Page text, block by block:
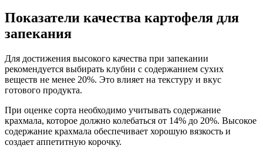
Показатели качества картофеля для
запекания
Для достижения высокого качества при запекании
рекомендуется выбирать клубни с содержанием сухих
веществ не менее 20%. Это влияет на текстуру и вкус
готового продукта.
При оценке сорта необходимо учитывать содержание
крахмала, которое должно колебаться от 14% до 20%. Высокое
содержание крахмала обеспечивает хорошую вязкость и
создает аппетитную корочку.